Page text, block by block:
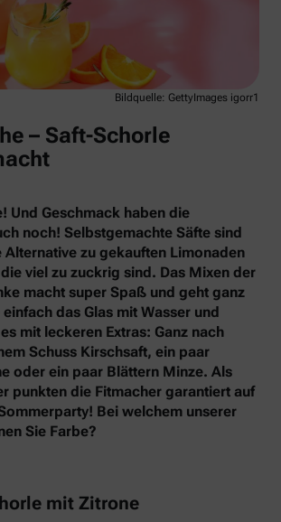
Bildquelle: GettyImages igorr1
– Saft-Schorle
Und Geschmack haben die
noch! Selbstgemachte Säfte sind
Alternative zu gekauften Limonaden
viel zu zuckrig sind. Das Mixen der
macht super Spaß und geht ganz
einfach das Glas mit Wasser und
mit leckeren Extras: Ganz nach
Schuss Kirschsaft, ein paar
oder ein paar Blättern Minze. Als
punkten die Fitmacher garantiert auf
Bei welchem unserer
Sie Farbe?
mit Zitrone